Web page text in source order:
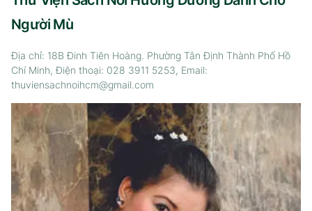
Người Mù
Địa chỉ: 18B Đinh Tiên Hoàng. Phường Tân Định Thành Phố Hồ
Chí Minh, Điện thoại: 028 3911 5253, Email:
thuviensachnoihcm@gmail.com